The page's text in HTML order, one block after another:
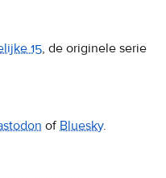
15, de originele serie
ofBluesky.